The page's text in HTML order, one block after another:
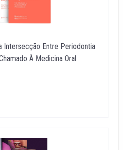
Intersecção Entre Periodontia
À Medicina Oral